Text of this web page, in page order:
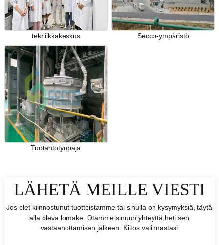
tekniikkakeskus Secco-ympäristö
Tuotantotyöpaja
LÄHETÄ MEILLE VIESTI
Jos olet kiinnostunut tuotteistamme tai sinulla on kysymyksiä, täytä
alla oleva lomake. Otamme sinuun yhteyttä heti sen
vastaanottamisen jälkeen. Kiitos valinnastasi